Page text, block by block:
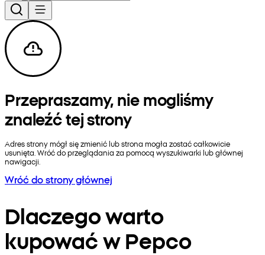
Przepraszamy, nie mogliśmy
znaleźć tej strony
Adres strony mógł się zmienić lub strona mogła zostać całkowicie
usunięta. Wróć do przeglądania za pomocą wyszukiwarki lub głównej
nawigacji.
Wróć do strony głównej
Dlaczego warto
kupować w Pepco